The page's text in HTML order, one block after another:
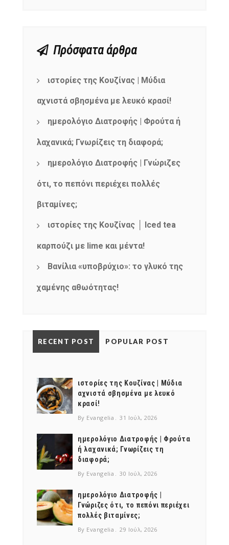
Πρόσφατα άρθρα
ιστορίες της Κουζίνας | Μύδια
αχνιστά σβησμένα με λευκό κρασί!
ημερολόγιο Διατροφής | Φρούτα ή
λαχανικά; Γνωρίζεις τη διαφορά;
ημερολόγιο Διατροφής | Γνώριζες
ότι, το πεπόνι περιέχει πολλές
βιταμίνες;
ιστορίες της Κουζίνας │ Iced tea
καρπούζι με lime και μέντα!
Βανίλια «υποβρύχιο»: το γλυκό της
χαμένης αθωότητας!
RECENT POST POPULAR POST
ιστορίες της Κουζίνας | Μύδια
αχνιστά σβησμένα με λευκό
κρασί!
By Evangelia 31 Ιούλ, 2026
ημερολόγιο Διατροφής | Φρούτα
ή λαχανικά; Γνωρίζεις τη
διαφορά;
By Evangelia 30 Ιούλ, 2026
ημερολόγιο Διατροφής |
Γνώριζες ότι, το πεπόνι περιέχει
πολλές βιταμίνες;
By Evangelia 29 Ιούλ, 2026
NEWSLETTER
Get ti
mel
y updates
fro
m
your favorite
products